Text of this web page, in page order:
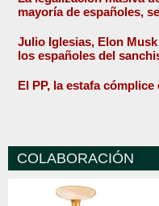
mayoría de españoles,
Julio Iglesias, Elon
los españoles del
El PP, la estafa
COLABORACIÓN